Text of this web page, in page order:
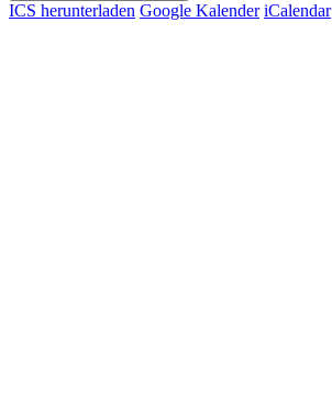
ICS herunterladen Google Kalender iCalendar